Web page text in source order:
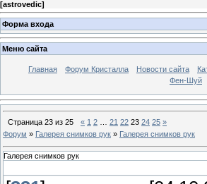
[astrovedic]
Форма входа
Меню сайта
Главная Форум Кристалла Новости сайта
Фен-Шуй
Страница 23 из 25 « 1 2 21 22 23 24 25 »
Форум » Галерея снимков рук » Галерея снимков рук
Галерея снимков рук